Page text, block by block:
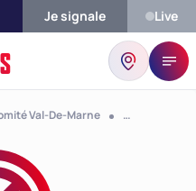
Je signale Live
Val-De-Marne Club Csm